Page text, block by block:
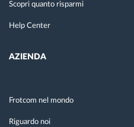
Scopri quanto risparmi
Help Center
AZIENDA
Frotcom nel mondo
Riguardo noi